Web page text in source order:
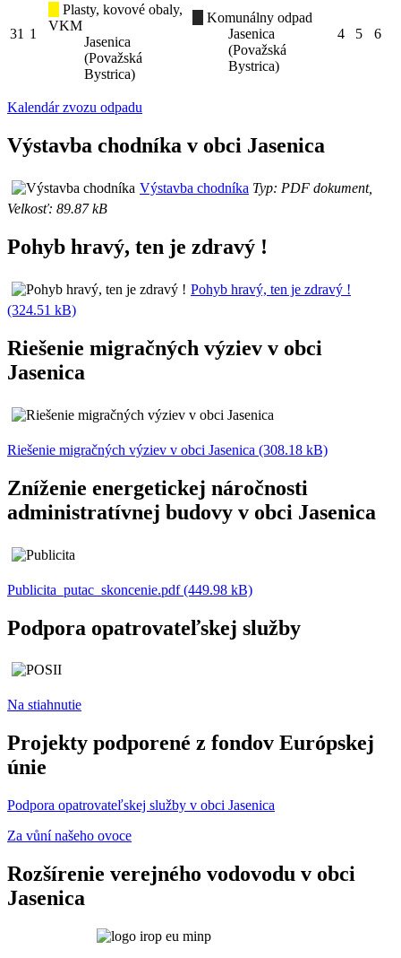
31 1
Plasty, kovové obaly,
VKM
Jasenica
(Považská
Bystrica)
Komunálny odpad
Jasenica
(Považská
Bystrica)
4 5 6
Kalendár zvozu odpadu
Výstavba chodníka v obci Jasenica
Výstavba chodníka Typ: PDF dokument,
Velkosť: 89.87 kB
Pohyb hravý, ten je zdravý !
Pohyb hravý, ten je zdravý !
(324.51 kB)
Riešenie migračných výziev v obci
Jasenica
Riešenie migračných výziev v obci Jasenica (308.18 kB)
Zníženie energetickej náročnosti
administratívnej budovy v obci Jasenica
Publicita_putac_skoncenie.pdf (449.98 kB)
Podpora opatrovateľskej služby
Na stiahnutie
Projekty podporené z fondov Európskej
únie
Podpora opatrovateľskej služby v obci Jasenica
Za vůní našeho ovoce
Rozšírenie verejného vodovodu v obci
Jasenica